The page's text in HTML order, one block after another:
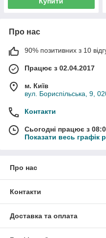
Про нас
90% позитивних з 10
Працює з 02.04.2017
м. Київ
вул. Бориспільська, 9,
Контакти
Сьогодні працює з
Показати весь графік
Про нас
Контакти
Доставка та оплата